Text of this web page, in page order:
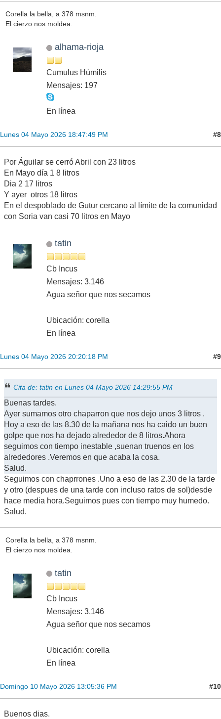
Corella la bella, a 378 msnm.
El cierzo nos moldea.
alhama-rioja
Cumulus Húmilis
Mensajes: 197
En línea
Lunes 04 Mayo 2026 18:47:49 PM #8
Por Águilar se cerró Abril con 23 litros
En Mayo día 1 8 litros
Dia 2 17 litros
Y ayer otros 18 litros
En el despoblado de Gutur cercano al límite de la comunidad
con Soria van casi 70 litros en Mayo
tatin
Cb Incus
Mensajes: 3,146
Agua señor que nos secamos
Ubicación: corella
En línea
Lunes 04 Mayo 2026 20:20:18 PM #9
Cita de: tatin en Lunes 04 Mayo 2026 14:29:55 PM
Buenas tardes.
Ayer sumamos otro chaparron que nos dejo unos 3 litros .
Hoy a eso de las 8.30 de la mañana nos ha caido un buen
golpe que nos ha dejado alrededor de 8 litros.Ahora
seguimos con tiempo inestable ,suenan truenos en los
alrededores .Veremos en que acaba la cosa.
Salud.
Seguimos con chaprrones .Uno a eso de las 2.30 de la tarde
y otro (despues de una tarde con incluso ratos de sol)desde
hace media hora.Seguimos pues con tiempo muy humedo.
Salud.
Corella la bella, a 378 msnm.
El cierzo nos moldea.
tatin
Cb Incus
Mensajes: 3,146
Agua señor que nos secamos
Ubicación: corella
En línea
Domingo 10 Mayo 2026 13:05:36 PM #10
Buenos dias.